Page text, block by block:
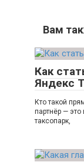
Вам
Как
Яндекс
Кто такой
партнёр —
таксопарк,